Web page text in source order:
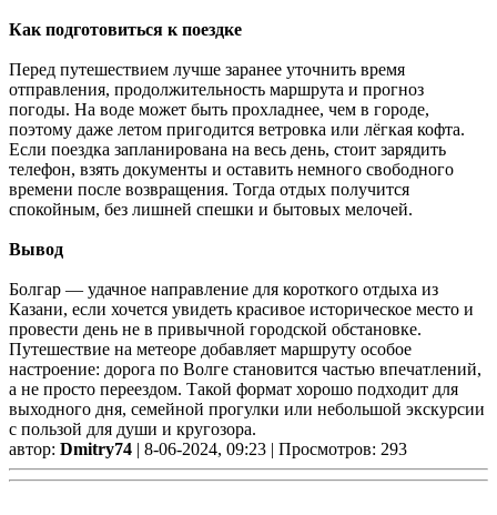
Как подготовиться к поездке
Перед путешествием лучше заранее уточнить время
отправления, продолжительность маршрута и прогноз
погоды. На воде может быть прохладнее, чем в городе,
поэтому даже летом пригодится ветровка или лёгкая кофта.
Если поездка запланирована на весь день, стоит зарядить
телефон, взять документы и оставить немного свободного
времени после возвращения. Тогда отдых получится
спокойным, без лишней спешки и бытовых мелочей.
Вывод
Болгар — удачное направление для короткого отдыха из
Казани, если хочется увидеть красивое историческое место и
провести день не в привычной городской обстановке.
Путешествие на метеоре добавляет маршруту особое
настроение: дорога по Волге становится частью впечатлений,
а не просто переездом. Такой формат хорошо подходит для
выходного дня, семейной прогулки или небольшой экскурсии
с пользой для души и кругозора.
автор: Dmitry74 | 8-06-2024, 09:23 | Просмотров: 293